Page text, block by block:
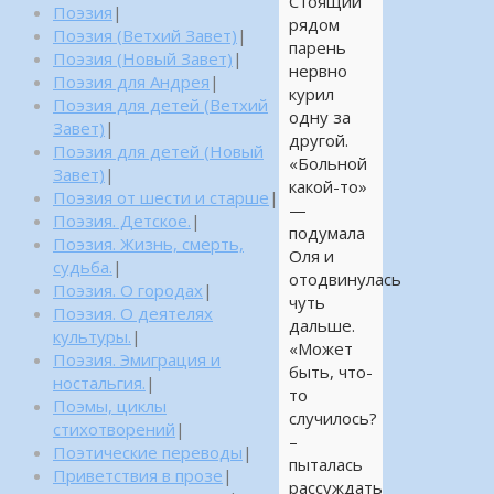
рядом
парень
нервно
курил
одну за
другой.
«Больной
какой-то»
—
подумала
Оля и
отодвинулась
чуть
дальше.
«Может
быть, что-
то
случилось?
–
пыталась
рассуждать
Поэзия |
Поэзия (Ветхий Завет) |
Поэзия (Новый Завет) |
Поэзия для Андрея |
Поэзия для детей (Ветхий
Завет) |
Поэзия для детей (Новый
Завет) |
Поэзия от шести и старше |
Поэзия. Детское. |
Поэзия. Жизнь, смерть,
судьба. |
Поэзия. О городах |
Поэзия. О деятелях
культуры. |
Поэзия. Эмиграция и
ностальгия. |
Поэмы, циклы
стихотворений |
Поэтические переводы |
Приветствия в прозе |